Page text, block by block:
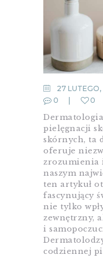
27
0
0
pielęgnacji
skórnych, ta
oferuje
zrozumienia
naszym
ten artykuł
fascynujący
nie tylko
zewnętrzny,
i
codziennej